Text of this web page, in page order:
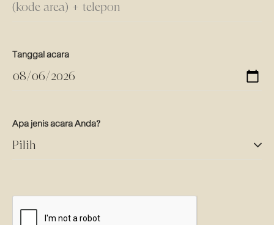
Tanggal acara
Apa jenis acara Anda?